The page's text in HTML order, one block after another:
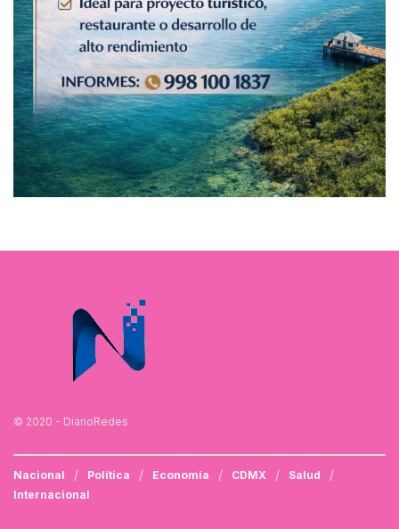
© 2020 - DiarioRedes
Nacional Política Economía CDMX
Salud
Internacional